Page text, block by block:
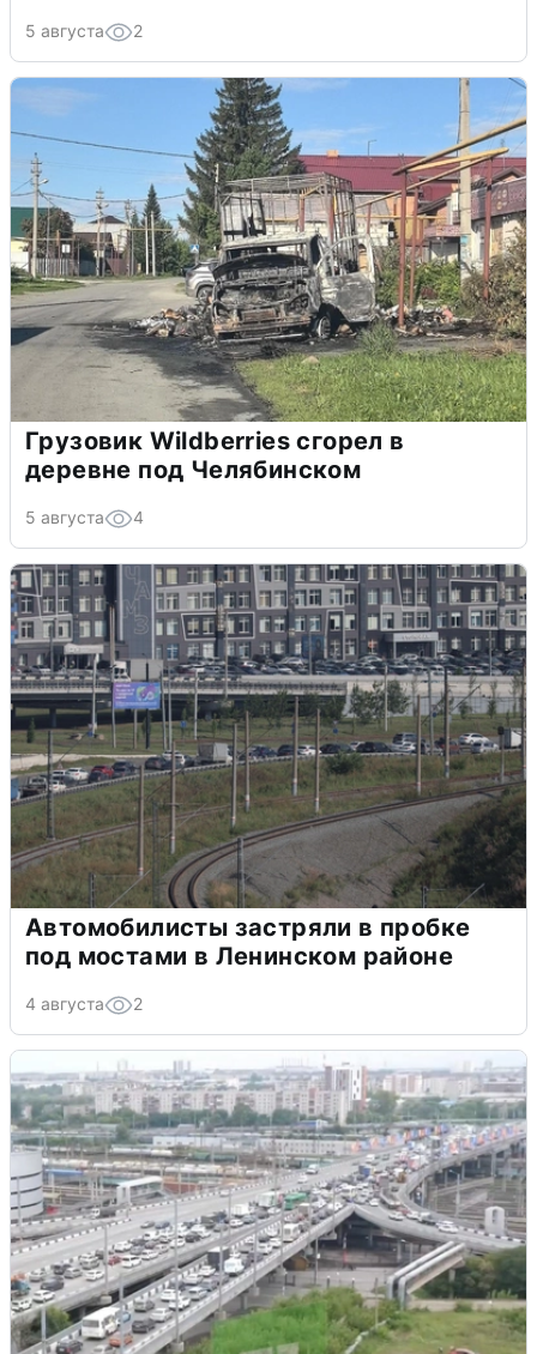
5 августа 2
Грузовик Wildberries сгорел в
деревне под Челябинском
5 августа 4
Автомобилисты застряли в пробке
под мостами в Ленинском районе
4 августа 2